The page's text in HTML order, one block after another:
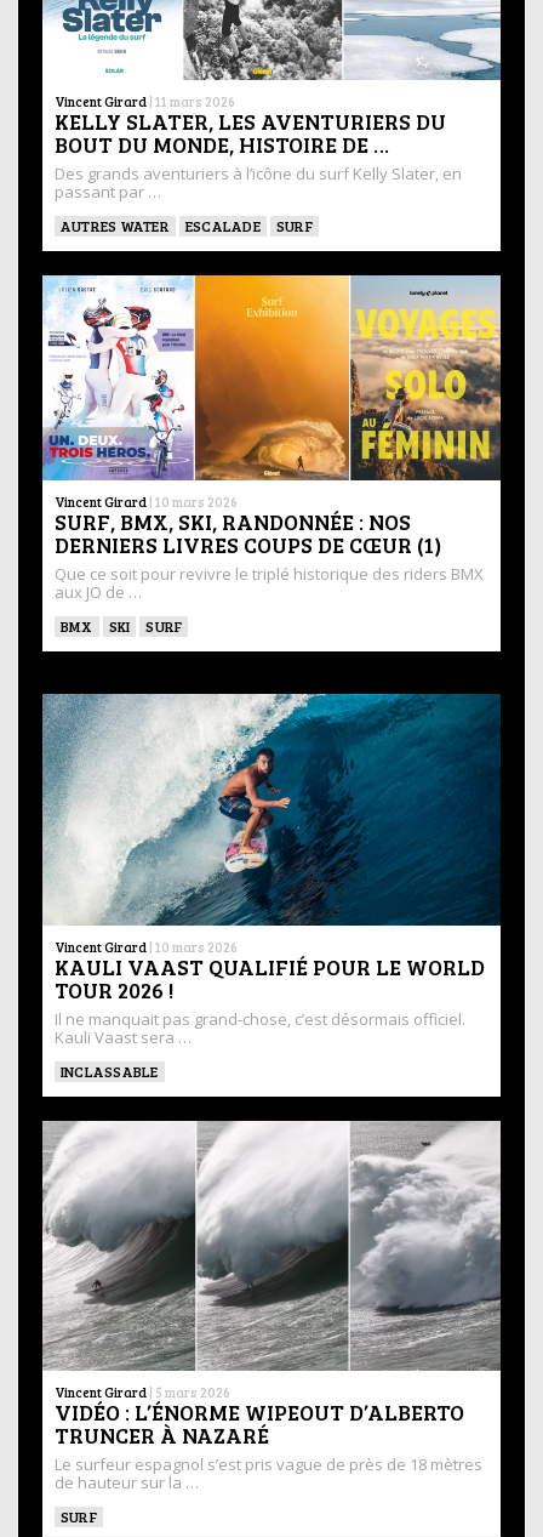
Vincent Girard | 11 mars 2026
KELLY SLATER, LES AVENTURIERS DU
BOUT DU MONDE, HISTOIRE DE …
Des grands aventuriers à l’icône du surf Kelly Slater, en
passant par …
AUTRES WATER ESCALADE SURF
Vincent Girard | 10 mars 2026
SURF, BMX, SKI, RANDONNÉE : NOS
DERNIERS LIVRES COUPS DE CŒUR (1)
Que ce soit pour revivre le triplé historique des riders BMX
aux JO de …
BMX SKI SURF
Vincent Girard | 10 mars 2026
KAULI VAAST QUALIFIÉ POUR LE WORLD
TOUR 2026 !
Il ne manquait pas grand-chose, c’est désormais officiel.
Kauli Vaast sera …
INCLASSABLE
Vincent Girard | 5 mars 2026
VIDÉO : L’ÉNORME WIPEOUT D’ALBERTO
TRUNCER À NAZARÉ
Le surfeur espagnol s’est pris vague de près de 18 mètres
de hauteur sur la …
SURF